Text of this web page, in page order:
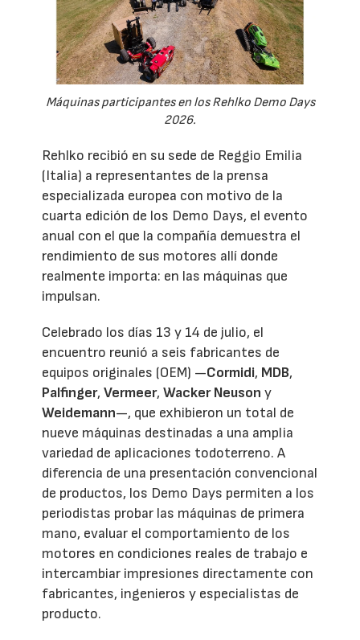
Máquinas participantes en los Rehlko Demo Days
2026.
Rehlko recibió en su sede de Reggio Emilia
(Italia) a representantes de la prensa
especializada europea con motivo de la
cuarta edición de los Demo Days, el evento
anual con el que la compañía demuestra el
rendimiento de sus motores allí donde
realmente importa: en las máquinas que
impulsan.
Celebrado los días 13 y 14 de julio, el
encuentro reunió a seis fabricantes de
equipos originales (OEM) —Cormidi, MDB,
Palfinger,Vermeer,Wacker Neuson y
Weidemann—, que exhibieron un total de
nueve máquinas destinadas a una amplia
variedad de aplicaciones todoterreno. A
diferencia de una presentación convencional
de productos, los Demo Days permiten a los
periodistas probar las máquinas de primera
mano, evaluar el comportamiento de los
motores en condiciones reales de trabajo e
intercambiar impresiones directamente con
fabricantes, ingenieros y especialistas de
producto.